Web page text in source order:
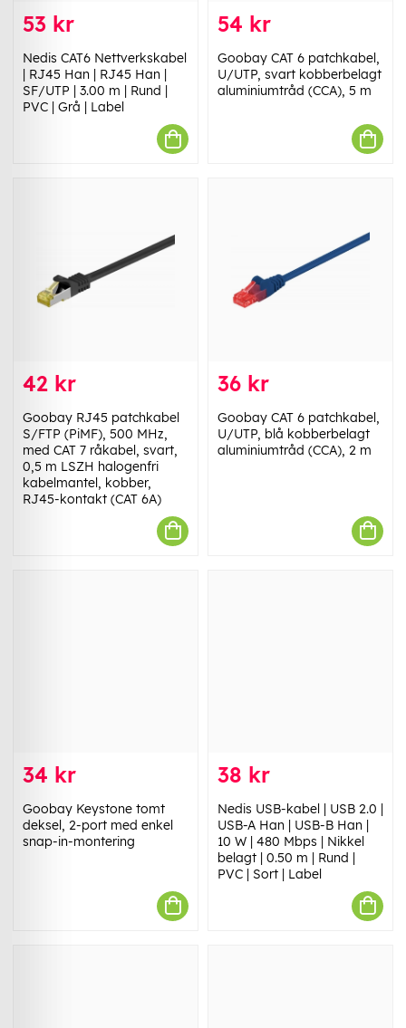
53 kr
Nedis CAT6 Nettverkskabel
| RJ45 Han | RJ45 Han |
SF/UTP | 3.00 m | Rund |
PVC | Grå | Label
54 kr
Goobay CAT 6 patchkabel,
U/UTP, svart kobberbelagt
aluminiumtråd (CCA), 5 m
42 kr
Goobay RJ45 patchkabel
S/FTP (PiMF), 500 MHz,
med CAT 7 råkabel, svart,
0,5 m LSZH halogenfri
kabelmantel, kobber,
RJ45-kontakt (CAT 6A)
36 kr
Goobay CAT 6 patchkabel,
U/UTP, blå kobberbelagt
aluminiumtråd (CCA), 2 m
34 kr
Goobay Keystone tomt
deksel, 2-port med enkel
snap-in-montering
38 kr
Nedis USB-kabel | USB 2.0 |
USB-A Han | USB-B Han |
10 W | 480 Mbps | Nikkel
belagt | 0.50 m | Rund |
PVC | Sort | Label